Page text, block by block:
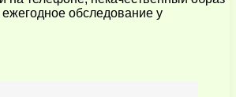
обследование у